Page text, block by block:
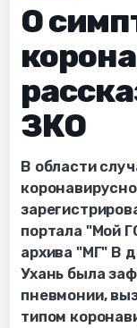
О
ЗКО
В области
портала "Мой
архива "МГ" В
Ухань была
пневмонии,
типом